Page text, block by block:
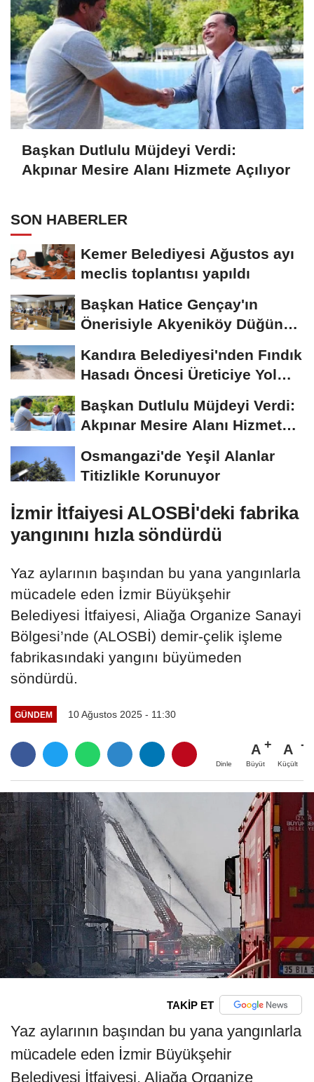
Başkan Dutlulu Müjdeyi Verdi:
Akpınar Mesire Alanı Hizmete Açılıyor
SON HABERLER
Kemer Belediyesi Ağustos ayı
meclis toplantısı yapıldı
Başkan Hatice Gençay'ın
Önerisiyle Akyeniköy Düğün
Kandıra Belediyesi'nden Fındık
Hasadı Öncesi Üreticiye Yol
Başkan Dutlulu Müjdeyi Verdi:
Akpınar Mesire Alanı Hizmete
Osmangazi'de Yeşil Alanlar
Titizlikle Korunuyor
İzmir İtfaiyesi ALOSBİ'deki fabrika
yangınını hızla söndürdü
Yaz aylarının başından bu yana yangınlarla
mücadele eden İzmir Büyükşehir
Belediyesi İtfaiyesi, Aliağa Organize Sanayi
Bölgesi’nde (ALOSBİ) demir-çelik işleme
fabrikasındaki yangını büyümeden
söndürdü.
GÜNDEM 10 Ağustos 2025 - 11:30
Dinle
A
Büyüt
A
Küçült
TAKİP ET
Yaz aylarının başından bu yana yangınlarla
mücadele eden İzmir Büyükşehir
Belediyesi İtfaiyesi, Aliağa Organize